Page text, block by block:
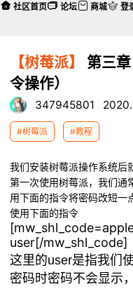
【树莓派】
第三
令操作）
347945801
#树莓派 #教程
我们安装树莓派操作系统后
第一次使用树莓派，我们通
用下面的指令将密码改短一
使用下面的指令
user[/mw_shl_code]
这里的user是指我们
密码时密码不会显示
社区首页 论坛 商城 登